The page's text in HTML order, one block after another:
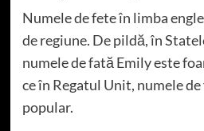
Numele de fete în limba
de regiune. De pildă, în
numele de fată Emily este
ce în Regatul Unit, numele
popular.